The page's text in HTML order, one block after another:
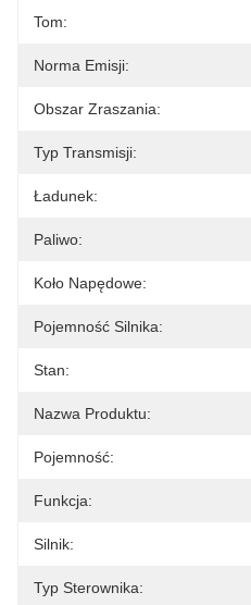
Tom:
Norma Emisji:
Obszar Zraszania:
Typ Transmisji:
Ładunek:
Paliwo:
Koło Napędowe:
Pojemność Silnika:
Stan:
Nazwa Produktu:
Pojemność:
Funkcja:
Silnik:
Typ Sterownika: